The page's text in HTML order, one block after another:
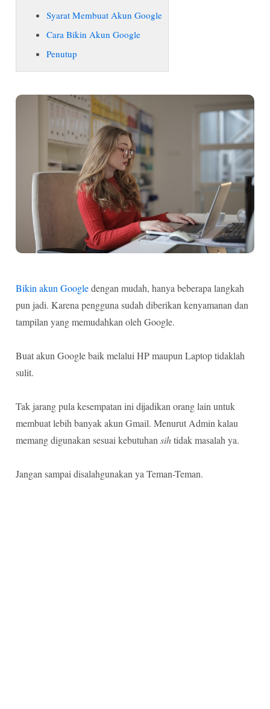
Syarat Membuat Akun Google
Cara Bikin Akun Google
Penutup
Bikin akun Googledengan mudah, hanya beberapa langkah
pun jadi. Karena pengguna sudah diberikan kenyamanan dan
tampilan yang memudahkan oleh Google.
Buat akun Google baik melalui HP maupun Laptop tidaklah
sulit.
Tak jarang pula kesempatan ini dijadikan orang lain untuk
membuat lebih banyak akun Gmail. Menurut Admin kalau
memang digunakan sesuai kebutuhansihtidak masalah ya.
Jangan sampai disalahgunakan ya Teman-Teman.